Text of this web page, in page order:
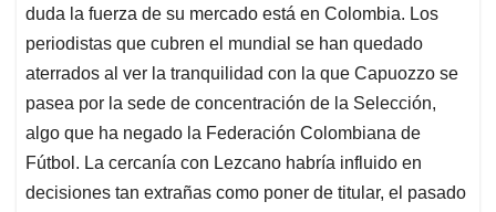
duda la fuerza de su mercado está en Colombia. Los
periodistas que cubren el mundial se han quedado
aterrados al ver la tranquilidad con la que Capuozzo se
pasea por la sede de concentración de la Selección,
algo que ha negado la Federación Colombiana de
Fútbol. La cercanía con Lezcano habría influido en
decisiones tan extrañas como poner de titular, el pasado